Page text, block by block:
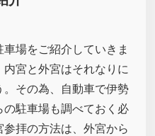
場をご紹介していきま
宮と外宮はそれなりに
その為、自動車で伊勢
駐車場も調べておく必
拝の方法は、外宮から